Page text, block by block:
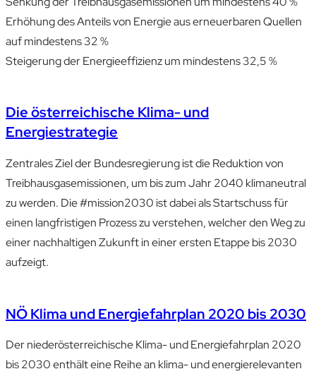
Erhöhung des Anteils von Energie aus erneuerbaren Quellen
auf mindestens 32 %
Steigerung der Energieeffizienz um mindestens 32,5 %
Die österreichische Klima- und
Energiestrategie
Zentrales Ziel der Bundes­regierung ist die Reduktion von
Treib­haus­gas­emissionen, um bis zum Jahr 2040 klimaneutral
zu werden. Die #mission2030 ist dabei als Startschuss für
einen langfristigen Prozess zu verstehen, welcher den Weg zu
einer nachhaltigen Zukunft in einer ersten Etappe bis 2030
aufzeigt.
NÖ Klima und Energiefahrplan 2020 bis 2030
Der niederösterreichische Klima- und Energie­fahrplan 2020
bis 2030 enthält eine Reihe an klima- und energierelevanten